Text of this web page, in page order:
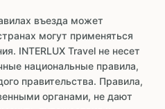
въезда может
могут применяться
INTERLUX Travel не несет
национальные правила,
правительства. Правила,
органами, не дают